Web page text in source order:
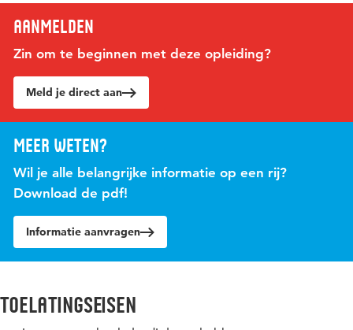
Aanmelden
Zin om te beginnen met deze opleiding?
Meld je direct aan
Meer weten?
Wil je alle belangrijke informatie op een rij?
Download de pdf!
Informatie aanvragen
toelatingseisen